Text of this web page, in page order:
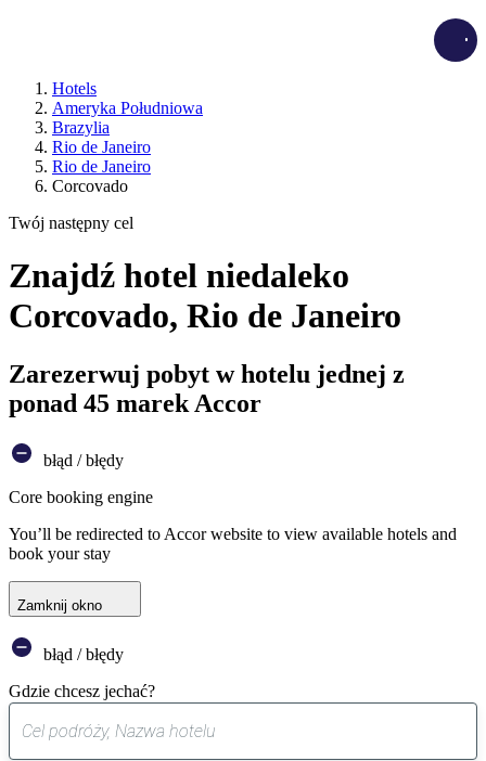
Hotels
Ameryka Południowa
Brazylia
Rio de Janeiro
Rio de Janeiro
Corcovado
Twój następny cel
Znajdź hotel niedaleko
Corcovado, Rio de Janeiro
Zarezerwuj pobyt w hotelu jednej z
ponad 45 marek Accor
błąd / błędy
Core booking engine
You’ll be redirected to Accor website to view available hotels and
book your stay
Zamknij okno
błąd / błędy
Gdzie chcesz jechać?
sugestia